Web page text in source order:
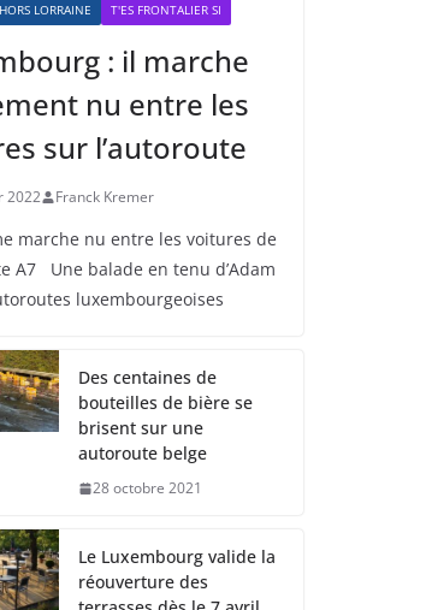
LORRAINE T'ES FRONTALIER SI
: il marche
nu entre les
sur l’autoroute
2022 Franck Kremer
marche nu entre les voitures de
A7 Une balade en tenu d’Adam
luxembourgeoises
Des centaines de
bouteilles de bière se
brisent sur une
autoroute belge
28 octobre 2021
Le Luxembourg valide la
réouverture des